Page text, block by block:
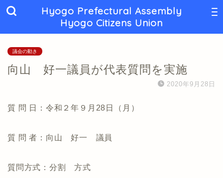
Hyogo Prefectural Assembly
Hyogo Citizens Union
議会の動き
向山 好一議員が代表質問を実施
2020年9月28日
質 問 日：令和２年９月28日（月）
質 問 者：向山 好一 議員
質問方式：分割 方式